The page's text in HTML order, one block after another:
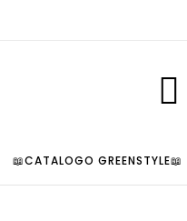
📖CATALOGO GREENSTYLE📖